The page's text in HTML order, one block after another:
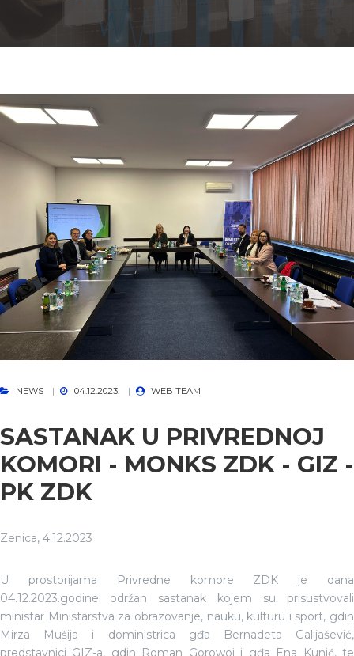
NEWS 04.12.2023. WEB TEAM
SASTANAK U PRIVREDNOJ
KOMORI - MONKS ZDK - GIZ -
PK ZDK
Zenica, 4.12.2023
U prostorijama Privredne komore ZDK je dana
04.12.2023.godine održan sastanak kojem su prisustvovali
ministar Ministarstva za obrazovanje, nauku, kulturu i sport, gdin
Mirza Mušija i doministrica gđa Bernadeta Galijašević,
predstavnici GIZ-a, gdin Roman Gorowoj i gđa Ena Kunić, te